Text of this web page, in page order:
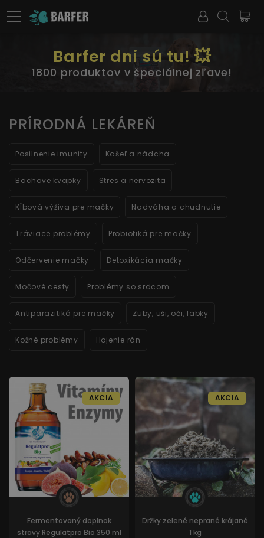
Barfer dni sú tu! 💥
1800 produktov v špeciálnej zľave!
PRÍRODNÁ LEKÁREŇ
Posilnenie imunity Kašeľ a nádcha
Bachove kvapky Stres a nervozita
Kĺbová výživa pre mačky Nadváha a chudnutie
Tráviace problémy Probiotiká pre mačky
Odčervenie mačky Detoxikácia mačky
Močové cesty Problémy so srdcom
Antiparazitiká pre mačky Zuby, uši, oči, labky
Kožné problémy Hojenie rán
Fermentovaný doplnok
stravy Regulatpro Bio 350 ml
AKCIA
Držky zelené neprané krájané
1 kg
AKCIA